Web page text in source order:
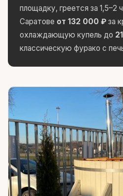
площадку, греется за 1,5–2
Саратове от 132 000 ₽ за
охлаждающую купель до
классическую фурако с